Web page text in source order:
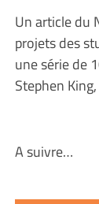
Un article du
projets des
une série de
Stephen
A suivre…